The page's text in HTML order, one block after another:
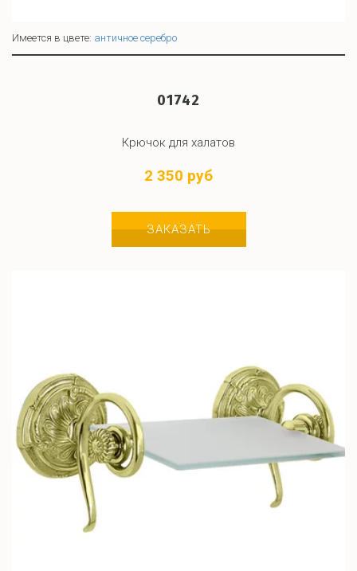
Имеется в цвете: античное серебро
01742
Крючок для халатов
2 350 руб
ЗАКАЗАТЬ